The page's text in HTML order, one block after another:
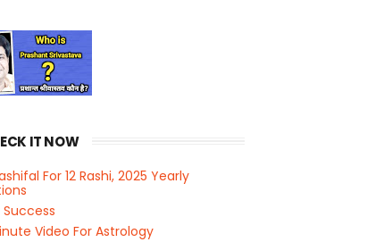
IT NOW
For 12 Rashi, 2025 Yearly
Video For Astrology